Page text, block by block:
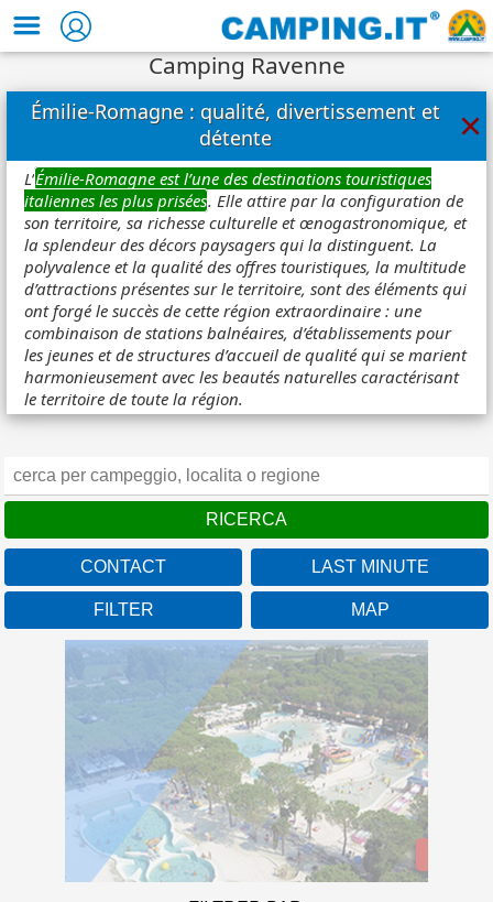
Camping Ravenne
Émilie-Romagne : qualité, divertissement et
détente
×
L’Émilie-Romagne est l’une des destinations touristiques
italiennes les plus prisées. Elle attire par la configuration de
son territoire, sa richesse culturelle et œnogastronomique, et
la splendeur des décors paysagers qui la distinguent. La
polyvalence et la qualité des offres touristiques, la multitude
d’attractions présentes sur le territoire, sont des éléments qui
ont forgé le succès de cette région extraordinaire : une
combinaison de stations balnéaires, d’établissements pour
les jeunes et de structures d’accueil de qualité qui se marient
harmonieusement avec les beautés naturelles caractérisant
le territoire de toute la région.
CONTACT LAST MINUTE
FILTER MAP
Union Lido Mare
Welcome to the first 5 star
camping in Italy
Plus d'Infos